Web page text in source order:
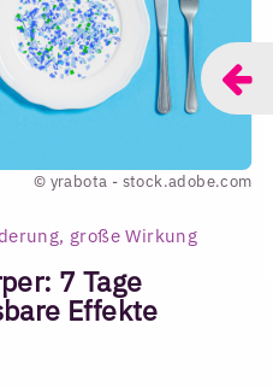
© yrabota - stock.adobe.com
große Wirkung
7 Tage
Effekte